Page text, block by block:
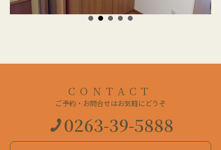
CONTACT
ご予約・お問合せはお気軽にどうぞ
0263-39-5888